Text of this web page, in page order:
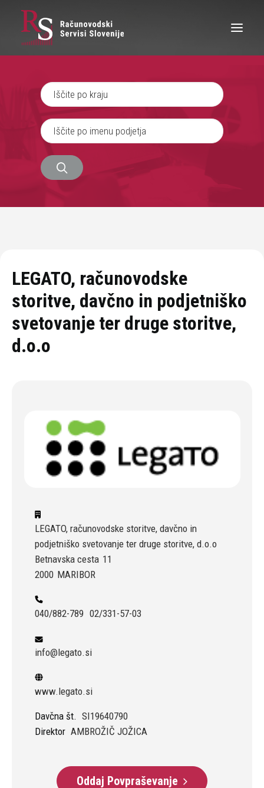
IŠČEM RAČUNOVODJO
SEM RAČUNOVODJA
ZAPOSLITEV
LEGATO, računovodske
storitve, davčno in podjetniško
svetovanje ter druge storitve,
d.o.o
LEGATO, računovodske storitve, davčno in
podjetniško svetovanje ter druge storitve, d.o.o
Betnavska cesta 11
2000 MARIBOR
040/882-789 02/331-57-03
info@legato.si
www.legato.si
Davčna št. SI19640790
Direktor AMBROŽIČ JOŽICA
Oddaj Povpraševanje